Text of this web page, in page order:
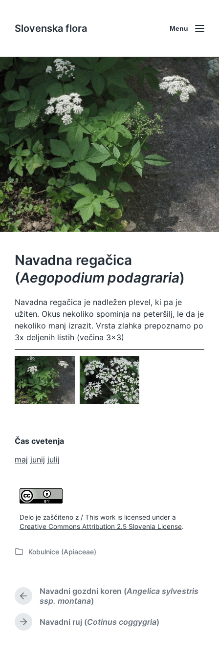
Slovenska flora Menu
Navadna regačica
(Aegopodium podagraria)
Navadna regačica je nadležen plevel, ki pa je
užiten. Okus nekoliko spominja na peteršilj, le da je
nekoliko manj izrazit. Vrsta zlahka prepoznamo po
3x deljenih listih (večina 3×3)
Aegopodiu
m
podagraria
Aegopodiu
m
podagraria
Čas cvetenja
maj junij julij
Delo je zaščiteno z / This work is licensed under a
Creative Commons Attribution 2.5 Slovenia License.
P
e
i
n
Kobulnice (Apiaceae)
P
e
v
Navadni gozdni koren (Angelica sylvestris
ssp. montana)
N
Navadni ruj (Cotinus coggygria)